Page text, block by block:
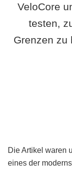
VeloCore
testen,
Grenzen zu
Die Artikel waren
eines der